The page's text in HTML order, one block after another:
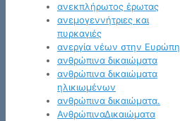
ανεκπλήρωτος έρωτας
ανεμογεννήτριες και
πυρκαγιές
ανεργία νέων στην Ευρώπη
ανθρώπινα δικαιώματα
ανθρώπινα δικαιώματα
ηλικιωμένων
ανθρώπινα δικαιώματα.
ΑνθρώπιναΔικαιώματα